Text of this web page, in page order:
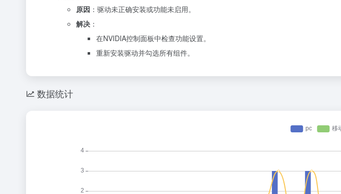
原因 ：驱动未正确安装或功能未启用。
解决 ：
在NVIDIA控制面板中检查功能设置。
重新安装驱动并勾选所有组件。
数据统计